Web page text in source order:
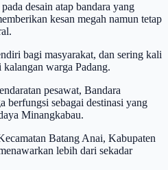
desain atap bandara yang
kesan megah namun tetap
bagi masyarakat, dan sering kali
warga Padang.
pesawat, Bandara
berfungsi sebagai destinasi yang
Minangkabau.
Batang Anai, Kabupaten
lebih dari sekadar